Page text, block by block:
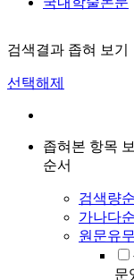
검색결과 좁혀 보기
선택해제
좁혀본 항목 보
순서
검색량순
가나다순
원문유무
문